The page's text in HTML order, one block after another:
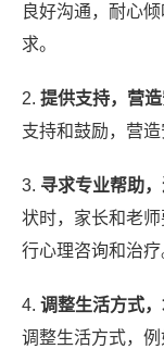
良好沟通，耐心
求。
2. 提供支持，营造
支持和鼓励，营
3. 寻求专业帮助，
状时，家长和老
行心理咨询和治疗
4. 调整生活方式，
调整生活方式，